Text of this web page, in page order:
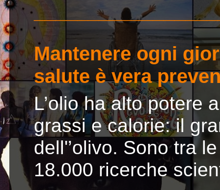
Mantenere ogni
salute è vera
L’olio ha alto potere
grassi e calorie: il
dell'’olivo. Sono tra
18.000 ricerche